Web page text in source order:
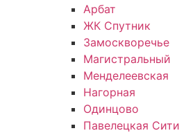
Арбат
ЖК Спутник
Замоскворечье
Магистральный
Менделеевская
Нагорная
Одинцово
Павелецкая Сити